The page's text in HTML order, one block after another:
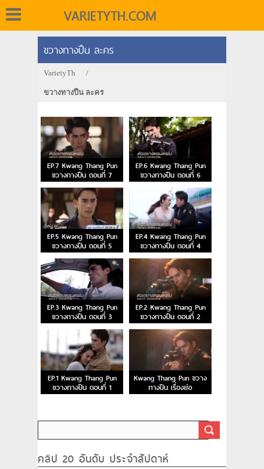
VARIETYTH.COM
ขวางทางปืน ละคร
VarietyTh /
ขวางทางปืน ละคร
EP.7 Kwang Thang Pun
ขวางทางปืน ตอนที่ 7
EP.6 Kwang Thang Pun
ขวางทางปืน ตอนที่ 6
EP.5 Kwang Thang Pun
ขวางทางปืน ตอนที่ 5
EP.4 Kwang Thang Pun
ขวางทางปืน ตอนที่ 4
EP.3 Kwang Thang Pun
ขวางทางปืน ตอนที่ 3
EP.2 Kwang Thang Pun
ขวางทางปืน ตอนที่ 2
EP.1 Kwang Thang Pun
ขวางทางปืน ตอนที่ 1
Kwang Thang Pun ขวาง
ทางปืน เรื่องย่อ
คลิป 20 อันดับ ประจำสัปดาห์